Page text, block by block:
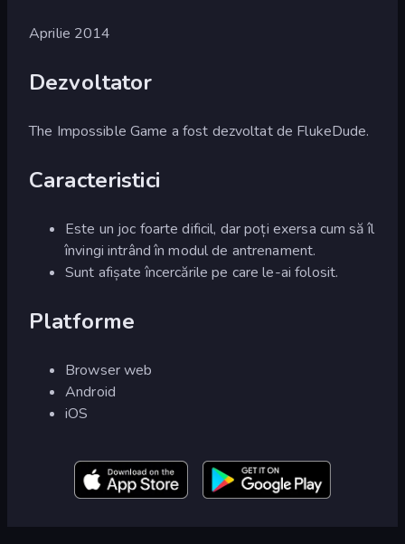
Aprilie 2014
Dezvoltator
The Impossible Game a fost dezvoltat de FlukeDude.
Caracteristici
Este un joc foarte dificil, dar poți exersa cum să îl
învingi intrând în modul de antrenament.
Sunt afișate încercările pe care le-ai folosit.
Platforme
Browser web
Android
iOS